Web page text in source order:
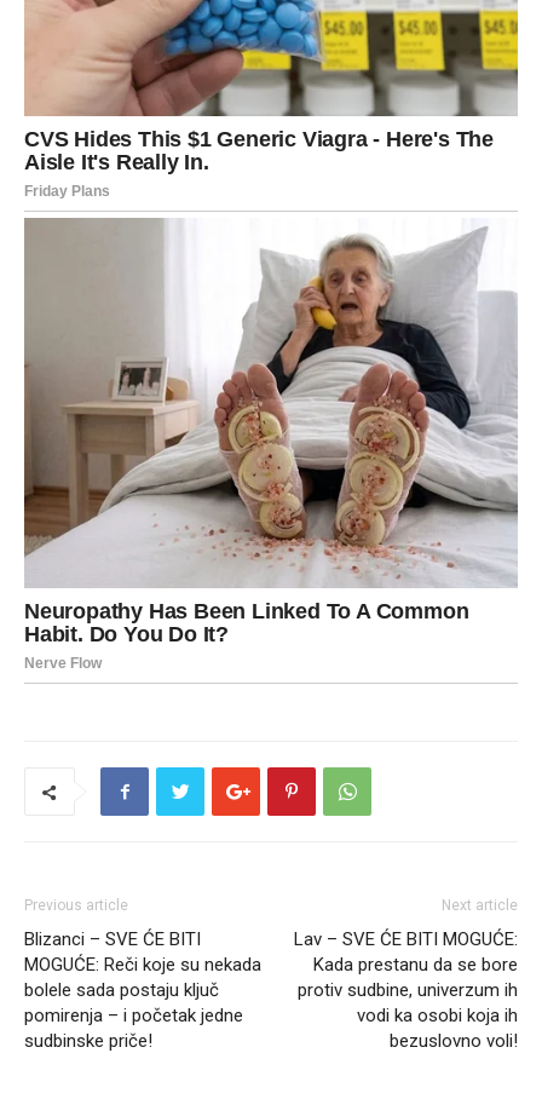
Previous article
Blizanci – SVE ĆE BITI
MOGUĆE: Reči koje su nekada
bolele sada postaju ključ
pomirenja – i početak jedne
sudbinske priče!
Next article
Lav – SVE ĆE BITI MOGUĆE:
Kada prestanu da se bore
protiv sudbine, univerzum ih
vodi ka osobi koja ih
bezuslovno voli!